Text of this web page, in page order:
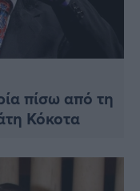
πίσω από τη
Κόκοτα